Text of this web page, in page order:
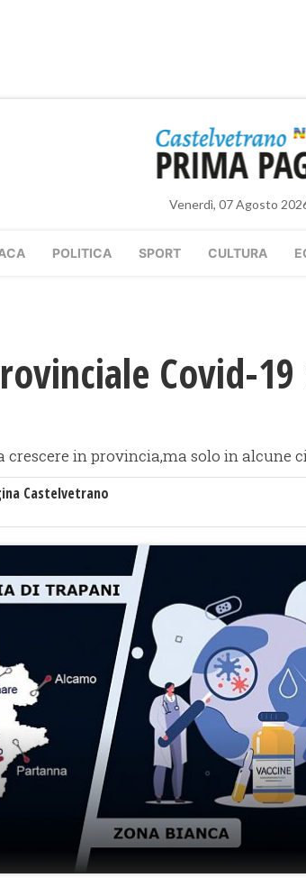
Venerdì, 07 Agosto
POLITICA SPORT CULTURA
Covid-
in provincia,ma solo in alcune
Castelvetrano